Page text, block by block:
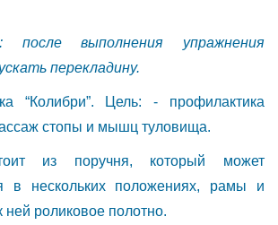
после выполнения упражнения
перекладину.
“Колибри”. Цель: - профилактика
стопы и мышц туловища.
из поручня, который может
в нескольких положениях, рамы и
ней роликовое полотно.